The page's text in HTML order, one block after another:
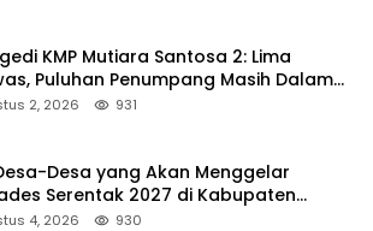
KMP Mutiara Santosa 2: Lima
Puluhan Penumpang Masih Dalam
2, 2026 931
Desa yang Akan Menggelar
Serentak 2027 di Kabupaten
4, 2026 930